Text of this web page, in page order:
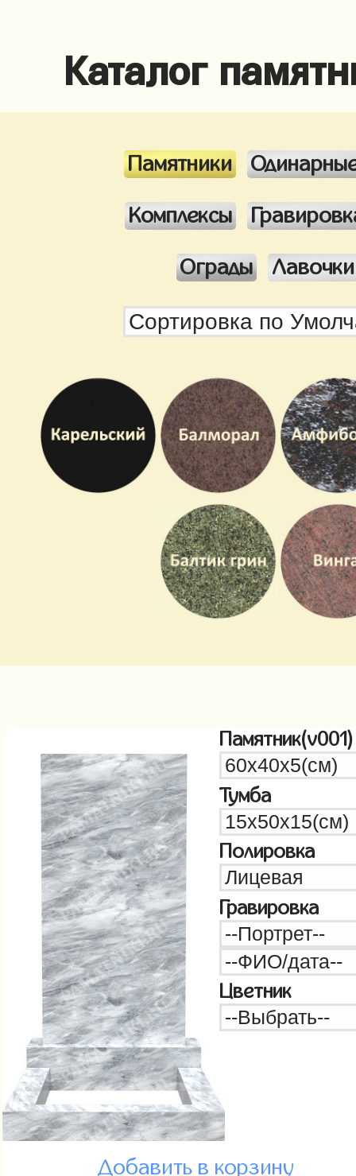
Каталог
Памятники
Комплексы
Ограды
Памятник(v001)
Тумба
Полировка
Гравировка
Цветник
Добавить в корзину